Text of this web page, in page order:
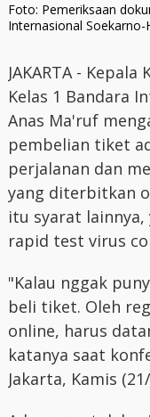
Foto: Pemeriksaan
Internasional
JAKARTA -
Kelas 1 Bandara
Anas Ma'ruf
pembelian tiket
perjalanan dan
yang diterbitkan
itu syarat
rapid test virus
"Kalau nggak
beli tiket. Oleh
online, harus
katanya saat
Jakarta, Kamis